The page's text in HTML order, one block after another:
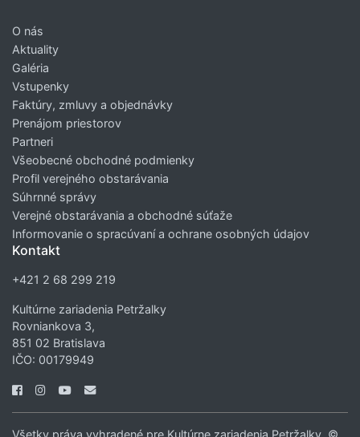
O nás
Aktuality
Galéria
Vstupenky
Faktúry, zmluvy a objednávky
Prenájom priestorov
Partneri
Všeobecné obchodné podmienky
Profil verejného obstarávania
Súhrnné správy
Verejné obstarávania a obchodné súťaže
Informovanie o spracúvaní a ochrane osobných údajov
Kontakt
+421 2 68 299 219
Kultúrne zariadenia Petržalky
Rovniankova 3,
851 02 Bratislava
IČO: 00179949
Všetky práva vyhradené pre Kultúrne zariadenia Petržalky. ©